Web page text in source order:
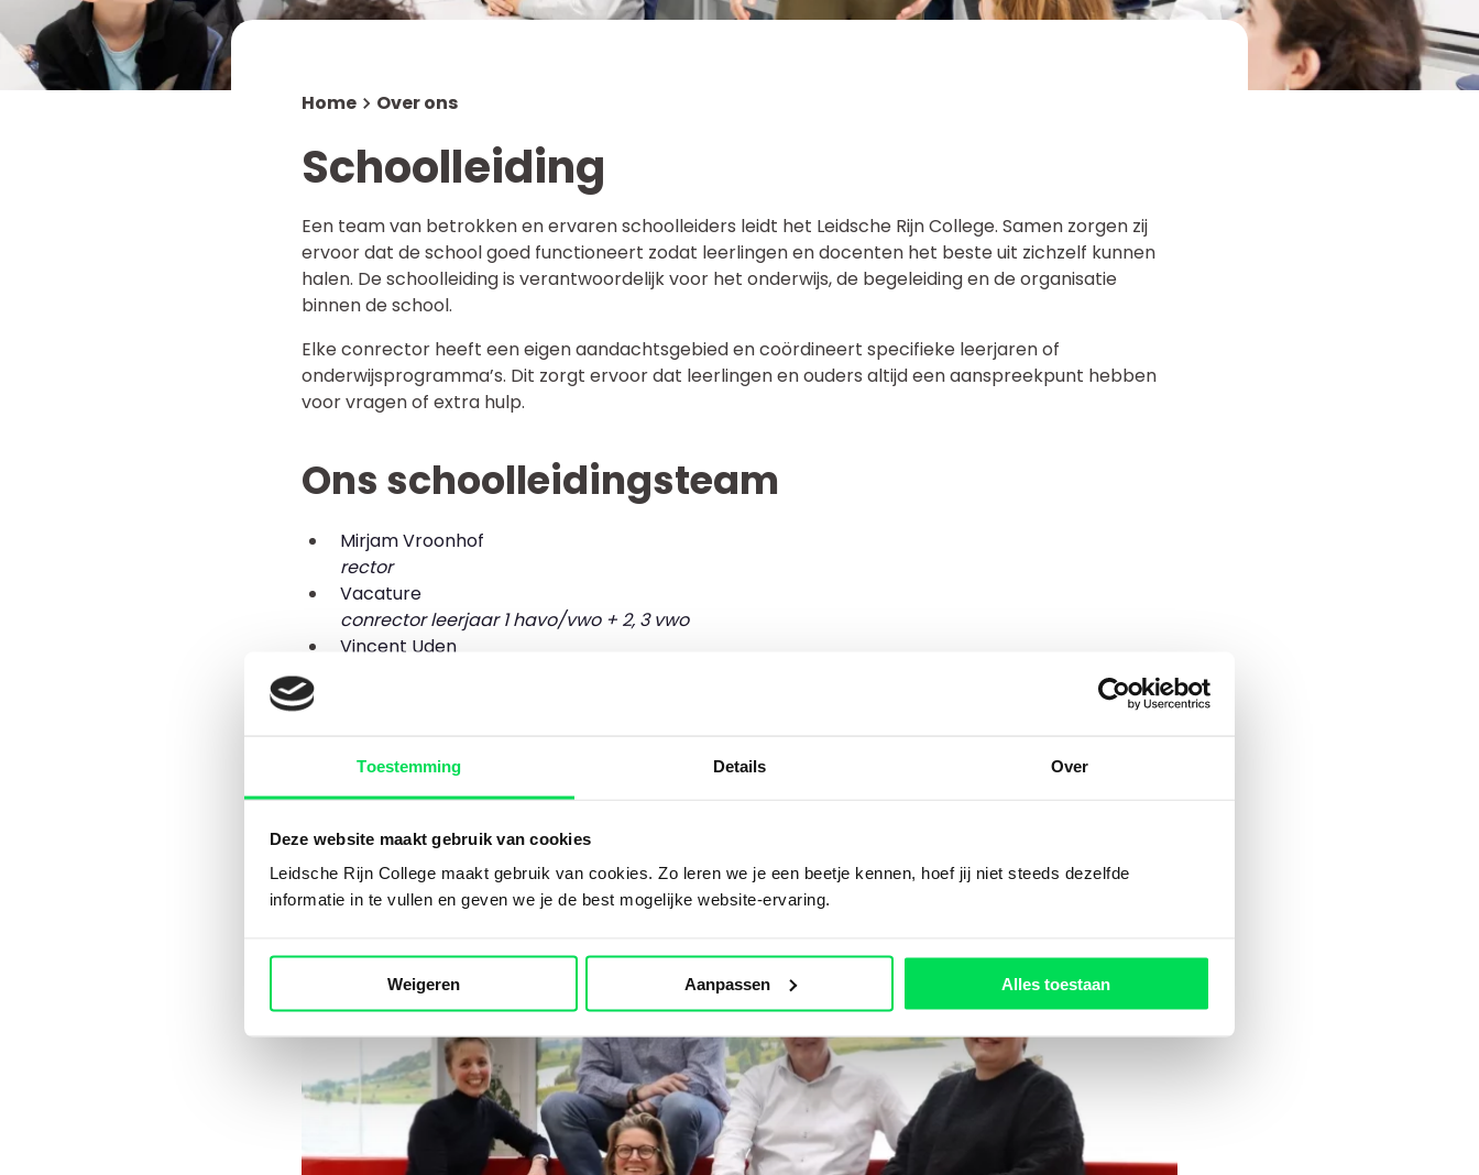
Toestemming Details Over
Deze website maakt gebruik van cookies
Leidsche Rijn College maakt gebruik van cookies. Zo leren we je een beetje kennen, hoef jij niet steeds dezelfde
informatie in te vullen en geven we je de best mogelijke website-ervaring.
Weigeren Aanpassen Alles toestaan
Werken bij
Mediatheek
MR en OR
NUOVO Solidariteitsfonds
Home Over ons
Schoolleiding
Een team van betrokken en ervaren schoolleiders leidt het Leidsche Rijn College. Samen zorgen zij
ervoor dat de school goed functioneert zodat leerlingen en docenten het beste uit zichzelf kunnen
halen. De schoolleiding is verantwoordelijk voor het onderwijs, de begeleiding en de organisatie
binnen de school.
Elke conrector heeft een eigen aandachtsgebied en coördineert specifieke leerjaren of
onderwijsprogramma’s. Dit zorgt ervoor dat leerlingen en ouders altijd een aanspreekpunt hebben
voor vragen of extra hulp.
Ons schoolleidingsteam
Mirjam Vroonhof
rector
Vacature
conrector leerjaar 1 havo/vwo + 2, 3 vwo
Vincent Uden
Zijn er vragen of wilt u contact met een van onze schoolleiders? Neem dan contact op via:
info@lrc.nl.